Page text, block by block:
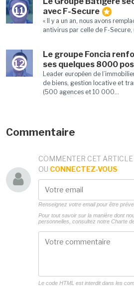
11
avec F-Secure
« Il y a un an, nous avons
antivirus par celle de F-
12
Le groupe Foncia
ses quelques 8000
Leader européen de
de biens, gestion locative et
(500 agences et 10 000...
Commentaire
COMMENTER CET
OU CONNECTEZ-VOUS
Renseignez votre email pour être
Pour tout savoir sur la manière dont
personnelles, consultez notre Charte
Le code HTML est interdit dans les